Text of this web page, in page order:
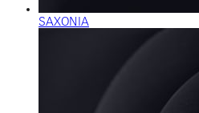
SAXONIA